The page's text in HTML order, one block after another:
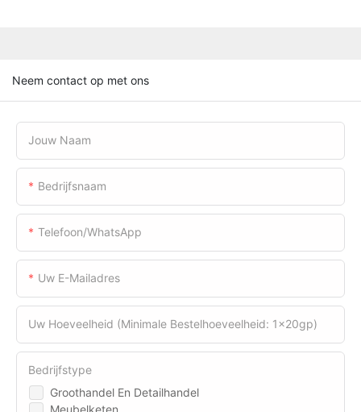
Neem contact op met ons
Jouw Naam
Bedrijfsnaam
Telefoon/WhatsApp
Uw E-Mailadres
Uw Hoeveelheid (minimale Bestelhoeveelheid: 1x20gp)
Groothandel En Detailhandel
Meubelketen
Bedrijfstype